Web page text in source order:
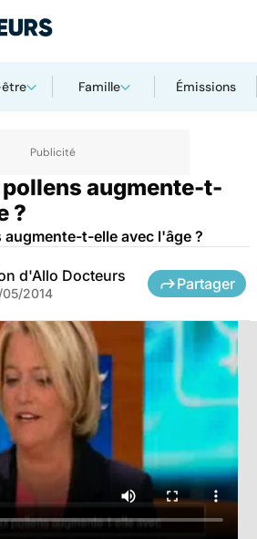
Famille Émissions
augmente-t-
?
augmente-t-elle avec l'âge ?
d'Allo Docteurs
2014
Partager